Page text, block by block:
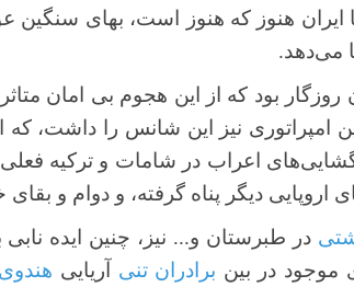
هنوز که هنوز است، بهای سنگین
می‌دهد.
روزگار بود که از این هجوم بی امان
امپراتوری نیز این شانس را داشت،
اعراب در شامات و ترکیه
دیگر پناه گرفته، و دوام و بقای
در طبرستان و... نیز، چنین ایده
موجود در بین برادران تنی آریایی هندوی